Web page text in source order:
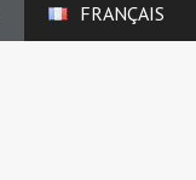
FRANÇAIS